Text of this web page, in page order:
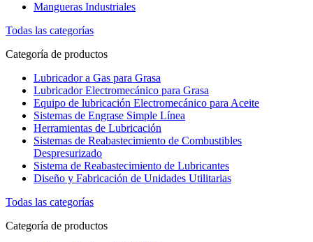
Mangueras Industriales
Todas las categorías
Categoría de productos
Lubricador a Gas para Grasa
Lubricador Electromecánico para Grasa
Equipo de lubricación Electromecánico para Aceite
Sistemas de Engrase Simple Línea
Herramientas de Lubricación
Sistemas de Reabastecimiento de Combustibles
Despresurizado
Sistema de Reabastecimiento de Lubricantes
Diseño y Fabricación de Unidades Utilitarias
Todas las categorías
Categoría de productos